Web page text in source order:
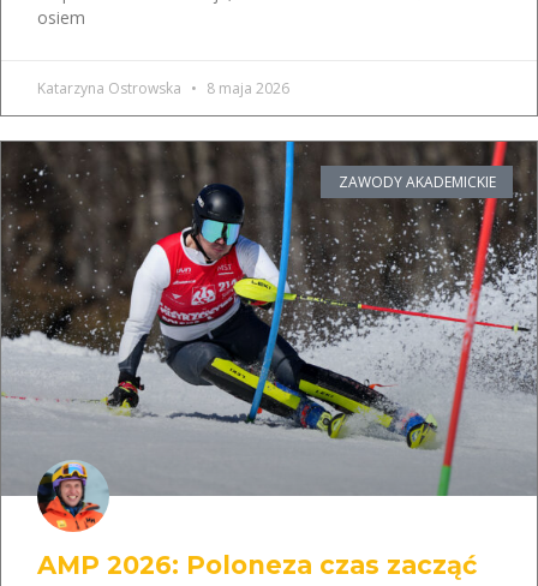
osiem
Katarzyna Ostrowska 8 maja 2026
ZAWODY AKADEMICKIE
AMP 2026: Poloneza czas zacząć